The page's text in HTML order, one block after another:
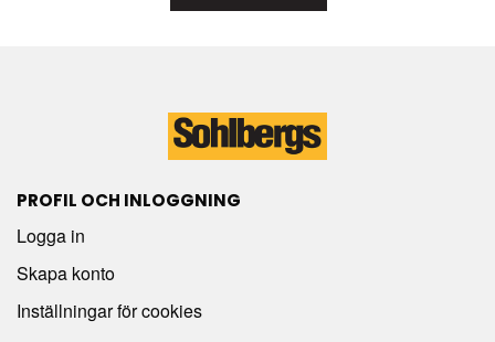
PROFIL OCH INLOGGNING
Logga in
Skapa konto
Inställningar för cookies